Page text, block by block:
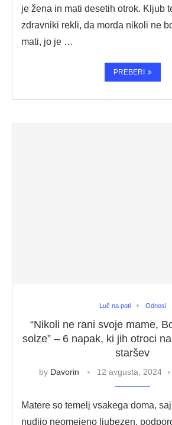
je žena in mati desetih otrok. Kljub
zdravniki rekli, da morda nikoli ne
mati, jo je …
PREBERI
Luč na poti Odnosi
“Nikoli ne rani svoje mame,
solze” – 6 napak, ki jih otroci
staršev
by Davorin 12 avgusta, 2024
Matere so temelj vsakega doma,
nudijo neomejeno ljubezen,